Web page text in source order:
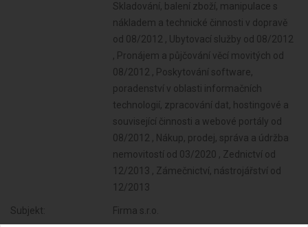
Skladování, balení zboží, manipulace s
nákladem a technické činnosti v dopravě
od 08/2012 , Ubytovací služby od 08/2012
, Pronájem a půjčování věcí movitých od
08/2012 , Poskytování software,
poradenství v oblasti informačních
technologií, zpracování dat, hostingové a
související činnosti a webové portály od
08/2012 , Nákup, prodej, správa a údržba
nemovitostí od 03/2020 , Zednictví od
12/2013 , Zámečnictví, nástrojářství od
12/2013
Subjekt: Firma s.r.o.